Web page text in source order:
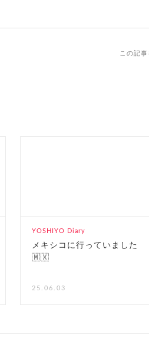
この記
YOSHIYO Diary
メキシコに行っていました
🇲🇽
25.06.03